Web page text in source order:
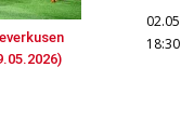
02.05
18:30